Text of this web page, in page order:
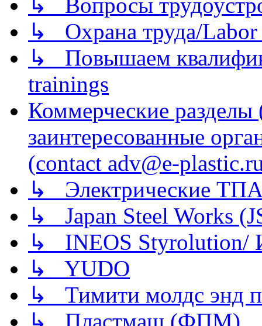
↳ Вопросы
↳ Охрана труда/Labor
↳ Повышаем
trainings
Коммерческие
заинтересованные
(contact adv@e-
↳ Электрические
↳ Japan Steel Works
↳ INEOS
↳ YUDO
↳ Тимити молдс энд